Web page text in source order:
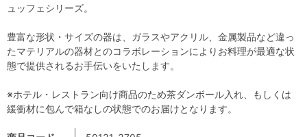
ュッフェシリーズ。
豊富な形状・サイズの器は、ガラスやアクリル、金属製品など違っ
たマテリアルの器材とのコラボレーションによりお料理が最適な状
態で提供されるお手伝いをいたします。
※ホテル・レストラン向け商品のため茶ダンボール入れ、もしくは
緩衝材に包んで箱なしの状態でのお届けとなります。